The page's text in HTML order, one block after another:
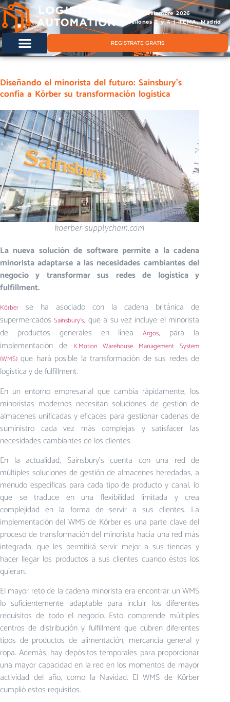
11 & 12 noviembre 2026
Pabellones 2 y 4 | IFEMA, Madrid
REGISTRATE GRATIS
Diseñando el minorista del futuro: Sainsbury’s
confía a Körber su transformación logística
koerber-supplychain.com
La nueva solución de software permite a la cadena
minorista adaptarse a las necesidades cambiantes del
negocio y transformar sus redes de logística y
fulfillment.
Körber
se ha asociado con la cadena británica de
supermercadosSainsbury’s, que a su vez incluye el minorista
de productos generales en líneaArgos, para la
implementación de
K.Motion Warehouse Management System
(WMS) que hará posible la transformación de sus redes de
logística y de fulfillment.
En un entorno empresarial que cambia rápidamente, los
minoristas modernos necesitan soluciones de gestión de
almacenes unificadas y eficaces para gestionar cadenas de
suministro cada vez más complejas y satisfacer las
necesidades cambiantes de los clientes.
En la actualidad, Sainsbury’s cuenta con una red de
múltiples soluciones de gestión de almacenes heredadas, a
menudo específicas para cada tipo de producto y canal, lo
que se traduce en una flexibilidad limitada y crea
complejidad en la forma de servir a sus clientes. La
implementación del WMS de Körber es una parte clave del
proceso de transformación del minorista hacia una red más
integrada, que les permitirá servir mejor a sus tiendas y
hacer llegar los productos a sus clientes cuando éstos los
quieran.
El mayor reto de la cadena minorista era encontrar un WMS
lo suficientemente adaptable para incluir los diferentes
requisitos de todo el negocio. Esto comprende múltiples
centros de distribución y fulfillment que cubren diferentes
tipos de productos de alimentación, mercancía general y
ropa. Además, hay depósitos temporales para proporcionar
una mayor capacidad en la red en los momentos de mayor
actividad del año, como la Navidad. El WMS de Körber
cumplió estos requisitos.